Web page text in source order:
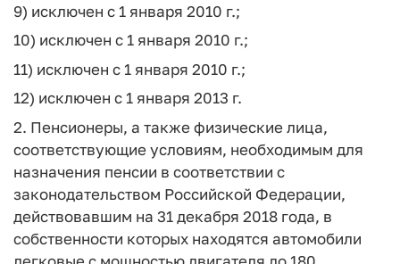
9) исключен с 1 января 2010 г.;
10) исключен с 1 января 2010 г.;
11) исключен с 1 января 2010 г.;
12) исключен с 1 января 2013 г.
2. Пенсионеры, а также физические лица,
соответствующие условиям, необходимым для
назначения пенсии в соответствии с
законодательством Российской Федерации,
действовавшим на 31 декабря 2018 года, в
собственности которых находятся автомобили